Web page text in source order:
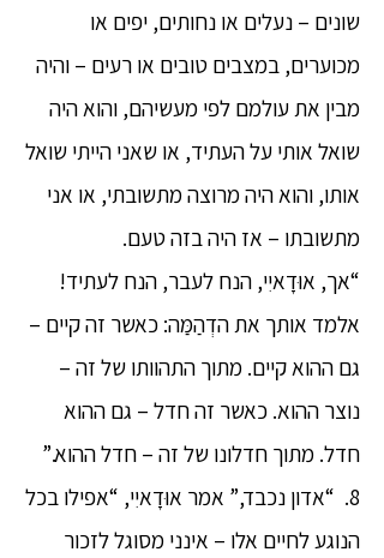
שונים – נעלים או נחותים, יפים או
מכוערים, במצבים טובים או רעים – והיה
מבין את עולמם לפי מעשיהם, והוא היה
שואל אותי על העתיד, או שאני הייתי שואל
אותו, והוא היה מרוצה מתשובתי, או אני
מתשובתו – אז היה בזה טעם.
“אך, אוּדָאיִי, הנח לעבר, הנח לעתיד!
אלמד אותך את הדְהַמַּה: כאשר זה קיים –
גם ההוא קיים. מתוך התהוותו של זה –
נוצר ההוא. כאשר זה חדל – גם ההוא
חדל. מתוך חדלונו של זה – חדל ההוא.”
8. “אדון נכבד,” אמר אוּדָאיִי, “אפילו בכל
הנוגע לחיים אלו – אינני מסוגל לזכור